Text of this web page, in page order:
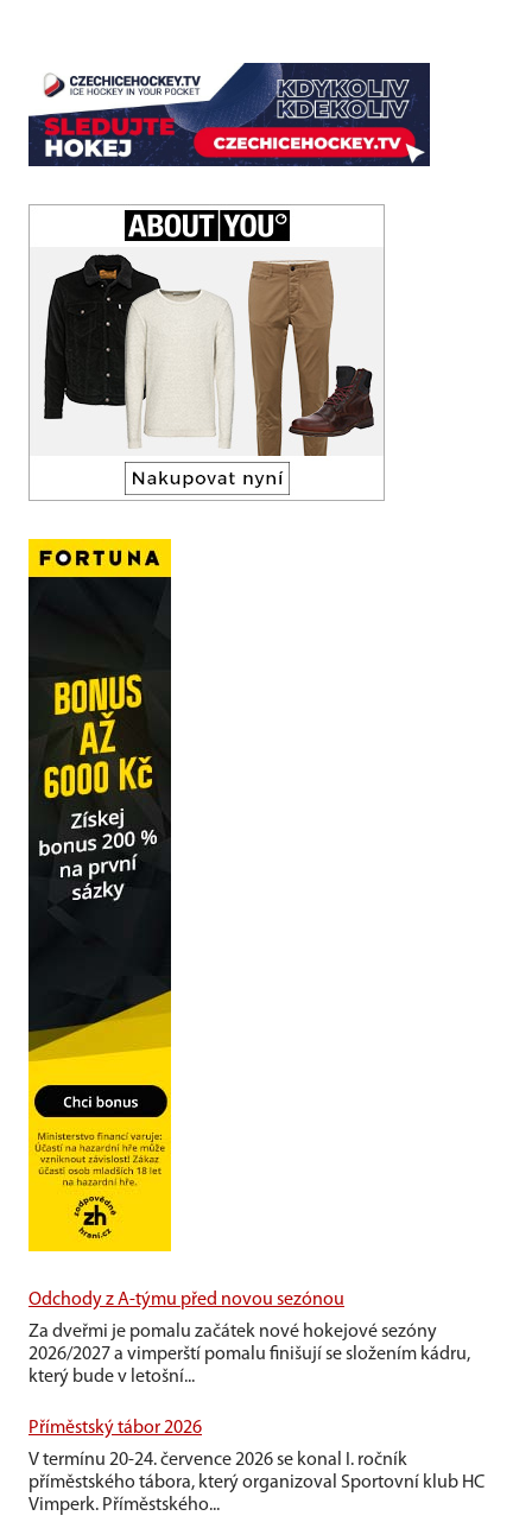
Odchody z A-týmu před novou sezónou
Za dveřmi je pomalu začátek nové hokejové sezóny
2026/2027 a vimperští pomalu finišují se složením kádru,
který bude v letošní...
Příměstský tábor 2026
V termínu 20-24. července 2026 se konal I. ročník
příměstského tábora, který organizoval Sportovní klub HC
Vimperk. Příměstského...